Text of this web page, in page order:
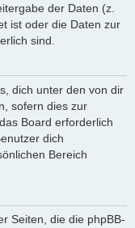
der Daten (z.
ist oder die Daten zur
sind.
dich unter den von dir
sofern dies zur
Board erforderlich
dich
Bereich
Seiten, die die phpBB-